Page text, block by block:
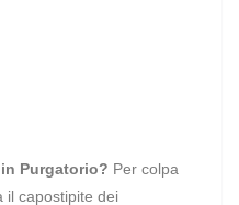
Purgatorio? Per colpa
il capostipite dei